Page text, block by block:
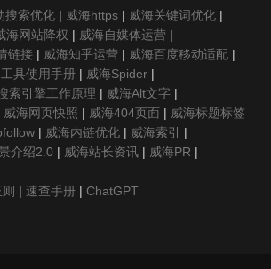
搜索优化 | 威海https | 威海关键词优化 |
海网站降权 | 威海自媒体运营 |
链接 | 威海知乎运营 | 威海百度移动适配 |
具使用手册 | 威海Spider |
索引擎工作原理 | 威海Alt文字 |
威海网页快照 | 威海404页面 | 威海标题标签
| 威海内链优化 | 威海索引
|
介绍2.0 | 威海站长资讯 | 威海PR |
| 速查手册 | ChatGPT